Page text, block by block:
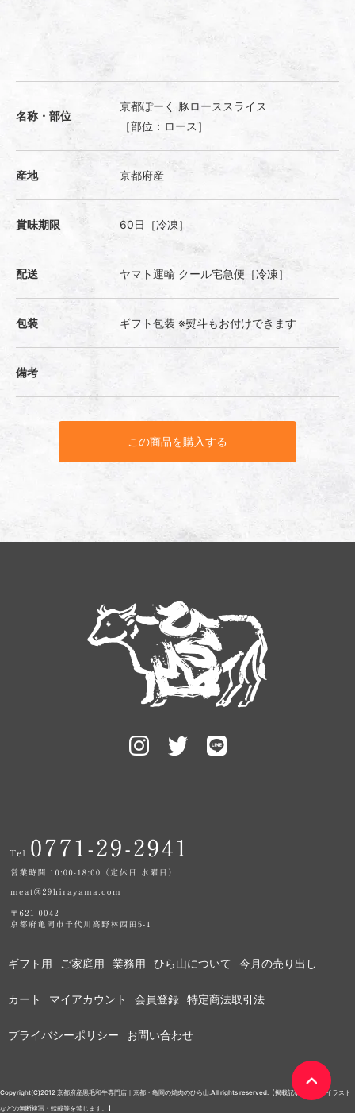
名称・部位
京都ぽーく 豚ローススライス
［部位：ロース］
産地 京都府産
賞味期限 60日［冷凍］
配送 ヤマト運輸 クール宅急便［冷凍］
包装 ギフト包装 ※熨斗もお付けできます
備考
この商品を購入する
ギフト用 ご家庭用 業務用 ひら山について 今月の売り出し
カート マイアカウント 会員登録 特定商法取引法
プライバシーポリシー お問い合わせ
Copyright(C)2012 京都府産黒毛和牛専門店｜京都・亀岡の焼肉のひら山.All rights reserved.【掲載記事・写真・イラスト
などの無断複写・転載等を禁じます。】